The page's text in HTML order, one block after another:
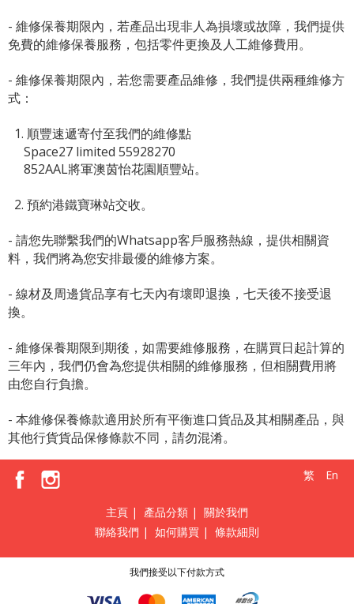
- 維修保養期限內，若產品出現非人為損壞或故障，我們提供
免費的維修保養服務，包括零件更換及人工維修費用。
- 維修保養期限內，若您需要產品維修，我們提供兩種維修方
式：
1. 順豐速遞寄付至我們的維修點
Space27 limited 55928270
852AAL將軍澳茵怡花園順豐站。
2. 預約港鐵寶琳站交收。
- 請您先聯繫我們的Whatsapp客戶服務熱線 ，提供相關資
料，我們將為您安排最優的維修方案。
- 線材及周邊貨品享有七天內有壞即退換，七天後不接受退
換。
- 維修保養期限到期後，如需要維修服務，在購買日起計算的
三年內，我們仍會為您提供相關的維修服務，但相關費用將
由您自行負擔。
- 本維修保養條款適用於所有平衡進口貨品及其相關產品，與
其他行貨貨品保修條款不同，請勿混淆。
繁 En
主頁 | 產品分類 | 關於我們
聯絡我們 | 如何購買 | 條款細則
我們接受以下付款方式